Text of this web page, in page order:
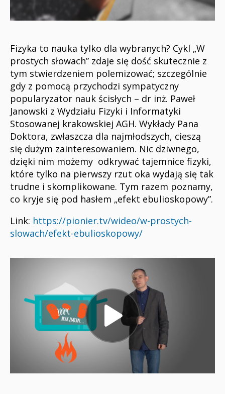
Fizyka to nauka tylko dla wybranych? Cykl „W
prostych słowach” zdaje się dość skutecznie z
tym stwierdzeniem polemizować; szczególnie
gdy z pomocą przychodzi sympatyczny
popularyzator nauk ścisłych – dr inż. Paweł
Janowski z Wydziału Fizyki i Informatyki
Stosowanej krakowskiej AGH. Wykłady Pana
Doktora, zwłaszcza dla najmłodszych, cieszą
się dużym zainteresowaniem. Nic dziwnego,
dzięki nim możemy odkrywać tajemnice fizyki,
które tylko na pierwszy rzut oka wydają się tak
trudne i skomplikowane. Tym razem poznamy,
co kryje się pod hasłem „efekt ebulioskopowy”.
Link: https://pionier.tv/wideo/w-prostych-
slowach/efekt-ebulioskopowy/